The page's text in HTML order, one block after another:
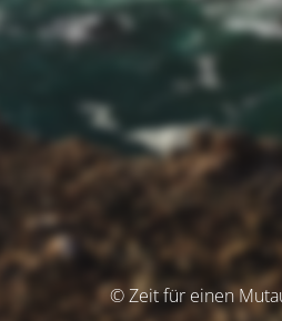
© Zeit für einen